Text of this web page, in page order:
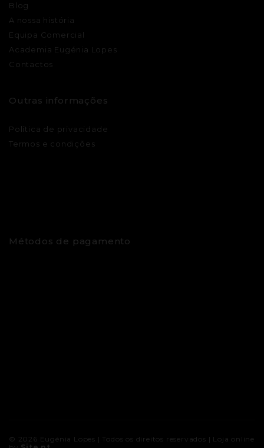
Blog
A nossa história
Equipa Comercial
Academia Eugénia Lopes
Contactos
Outras informações
Política de privacidade
Termos e condições
Métodos de pagamento
© 2026 Eugénia Lopes | Todos os direitos reservados | Loja online